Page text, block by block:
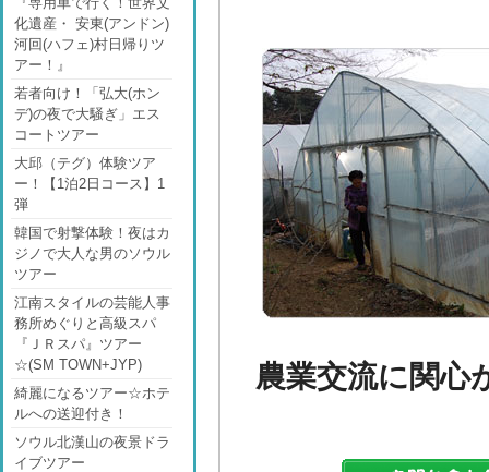
化遺産・ 安東(アンドン)
河回(ハフェ)村日帰りツ
アー！』
若者向け！「弘大(ホン
デ)の夜で大騒ぎ」エス
コートツアー
大邱（テグ）体験ツア
ー！【1泊2日コース】1
弾
韓国で射撃体験！夜はカ
ジノで大人な男のソウル
ツアー
江南スタイルの芸能人事
務所めぐりと高級スパ
『ＪＲスパ』ツアー
☆(SM TOWN+JYP)
綺麗になるツアー☆ホテ
ルへの送迎付き！
ソウル北漢山の夜景ドラ
イブツアー
農業交流に関心